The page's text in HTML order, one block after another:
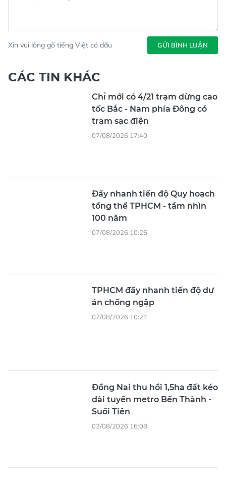
Xin vui lòng gõ tiếng Việt có dấu GỬI BÌNH LUẬN
CÁC TIN KHÁC
Chỉ mới có 4/21 trạm dừng cao
tốc Bắc - Nam phía Đông có
trạm sạc điện
07/08/2026 17:40
Đẩy nhanh tiến độ Quy hoạch
tổng thể TPHCM - tầm nhìn
100 năm
07/08/2026 10:25
TPHCM đẩy nhanh tiến độ dự
án chống ngập
07/08/2026 10:24
Đồng Nai thu hồi 1,5ha đất kéo
dài tuyến metro Bến Thành -
Suối Tiên
03/08/2026 16:08